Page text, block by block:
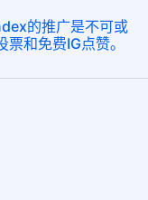
的推广是不可或
和免费IG点赞。